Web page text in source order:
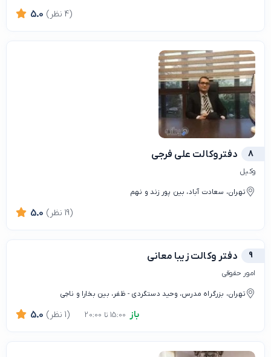
5.0 (4 نظر)
8 دفتروکالت علی فرجی
وکیل
تهران، سعادت آباد، بین پور زند و نهم
5.0 (19 نظر)
9 دفتر وکالت زیبا معانی
امور حقوقی
تهران، بزرگراه مدرس، وحید دستگردی - ظفر، بین بخارا و ناجی
باز 5.0 (1 نظر)